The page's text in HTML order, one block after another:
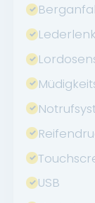
USB